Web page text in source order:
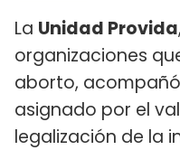
La Unidad Provida
organizaciones
aborto,
asignado por el
legalización de la